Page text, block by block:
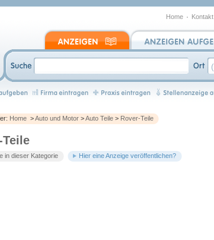
Home Kontakt
Home >Auto und Motor >Auto Teile > Rover-Teile
Teile
in dieser Kategorie Hier eine Anzeige veröffentlichen?